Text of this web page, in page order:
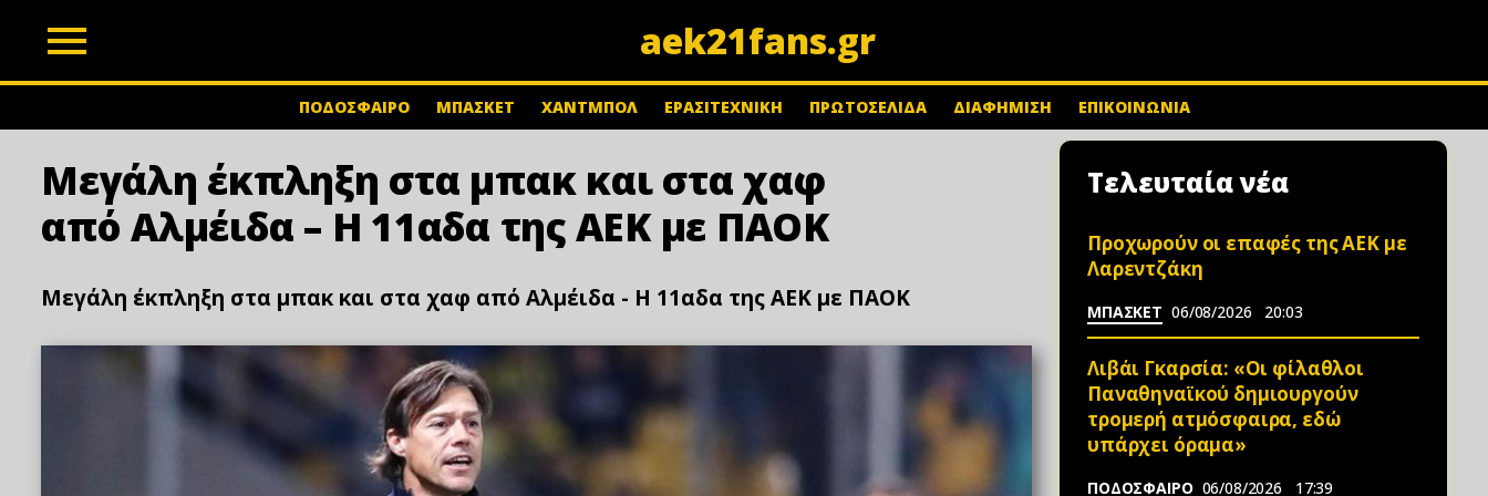
aek21fans.gr
ΠΟΔΟΣΦΑΙΡΟ ΜΠΑΣΚΕΤ ΧΑΝΤΜΠΟΛ ΕΡΑΣΙΤΕΧΝΙΚΗ ΠΡΩΤΟΣΕΛΙΔΑ ΔΙΑΦΗΜΙΣΗ ΕΠΙΚΟΙΝΩΝΙΑ
Μεγάλη έκπληξη στα μπακ και στα χαφ
από Αλμέιδα – Η 11αδα της ΑΕΚ με ΠΑΟΚ
Μεγάλη έκπληξη στα μπακ και στα χαφ από Αλμέιδα - Η 11αδα της ΑΕΚ με ΠΑΟΚ
Τελευταία νέα
Προχωρούν οι επαφές της ΑΕΚ με
Λαρεντζάκη
ΜΠΑΣΚΕΤ 06/08/2026 20:03
Λιβάι Γκαρσία: «Οι φίλαθλοι
Παναθηναϊκού δημιουργούν
τρομερή ατμόσφαιρα, εδώ
υπάρχει όραμα»
ΠΟΔΟΣΦΑΙΡΟ 06/08/2026 17:39